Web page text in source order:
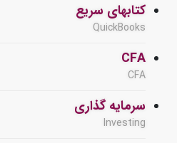
کتابهای سریع
QuickBooks
CFA
CFA
سرمایه گذاری
Investing